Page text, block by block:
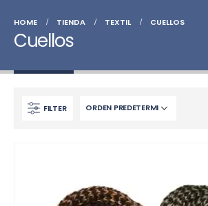
HOME TIENDA TEXTIL CUELLOS
Cuellos
FILTER